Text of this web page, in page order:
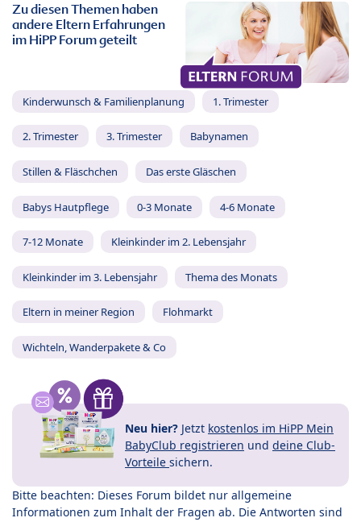
Zu diesen Themen haben
andere Eltern Erfahrungen
im HiPP Forum geteilt
Kinderwunsch & Familienplanung 1. Trimester
2. Trimester 3. Trimester Babynamen
Stillen & Fläschchen Das erste Gläschen
Babys Hautpflege 0-3 Monate 4-6 Monate
7-12 Monate Kleinkinder im 2. Lebensjahr
Kleinkinder im 3. Lebensjahr Thema des Monats
Eltern in meiner Region Flohmarkt
Wichteln, Wanderpakete & Co
Neu hier? Jetzt kostenlos im HiPP Mein
BabyClub registrieren und deine Club-
Vorteile sichern.
Bitte beachten: Dieses Forum bildet nur allgemeine
Informationen zum Inhalt der Fragen ab. Die Antworten sind